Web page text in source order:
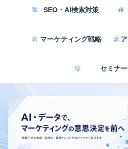
SEO・AI検索対策
マーケティング戦略
セミナー